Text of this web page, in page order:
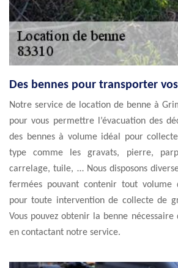
Des bennes pour transporter
Notre service de location de benne à
pour vous permettre l’évacuation des
des bennes à volume idéal pour
type comme les gravats, pierre,
carrelage, tuile, … Nous disposons
fermées pouvant contenir tout volume
pour toute intervention de collecte de
Vous pouvez obtenir la benne nécessaire
en contactant notre service.